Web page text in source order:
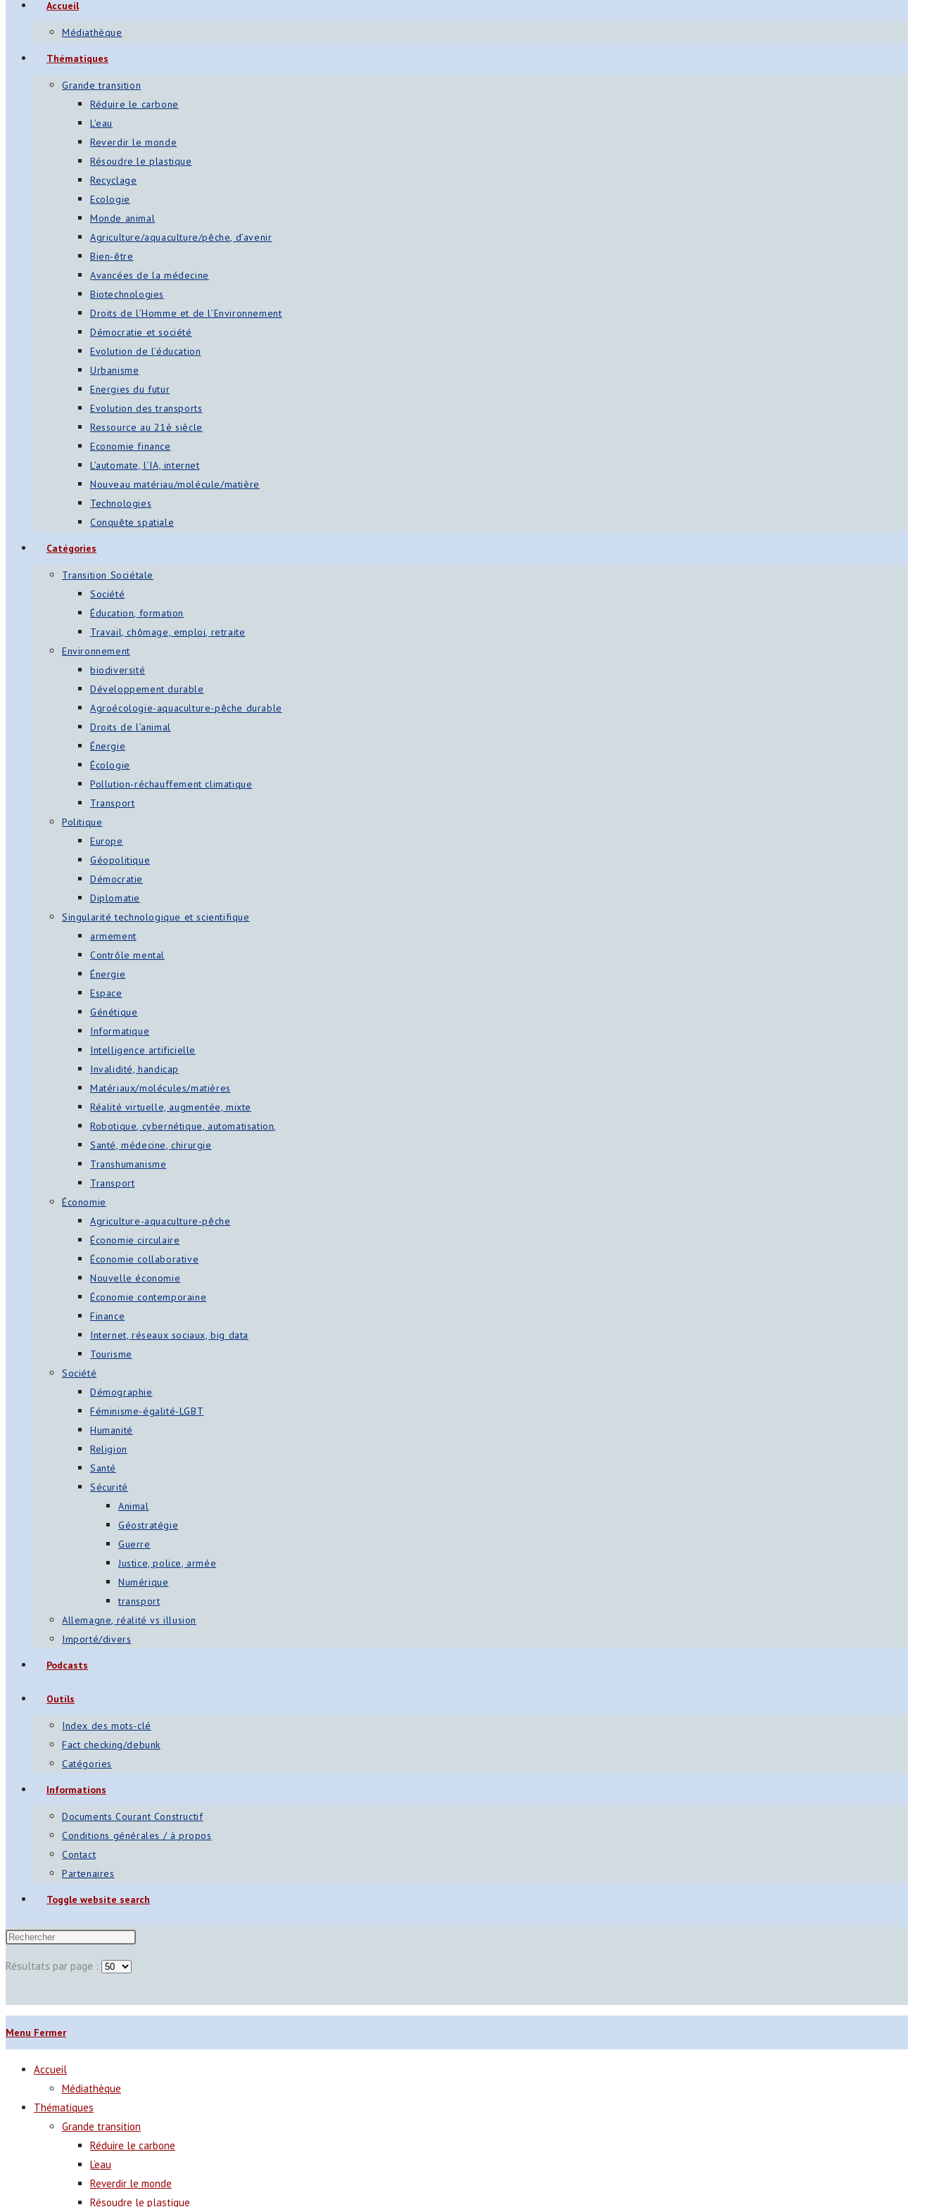
Accueil
Médiathèque
Thématiques
Grande transition
Réduire le carbone
L’eau
Reverdir le monde
Résoudre le plastique
Recyclage
Ecologie
Monde animal
Agriculture/aquaculture/pêche, d’avenir
Bien-être
Avancées de la médecine
Biotechnologies
Droits de l’Homme et de l’Environnement
Démocratie et société
Evolution de l’éducation
Urbanisme
Energies du futur
Evolution des transports
Ressource au 21è siècle
Economie finance
L’automate, l’IA, internet
Nouveau matériau/molécule/matière
Technologies
Conquête spatiale
Catégories
Transition Sociétale
Société
Éducation, formation
Travail, chômage, emploi, retraite
Environnement
biodiversité
Développement durable
Agroécologie-aquaculture-pêche durable
Droits de l’animal
Énergie
Écologie
Pollution-réchauffement climatique
Transport
Politique
Europe
Géopolitique
Démocratie
Diplomatie
Singularité technologique et scientifique
armement
Contrôle mental
Énergie
Espace
Génétique
Informatique
Intelligence artificielle
Invalidité, handicap
Matériaux/molécules/matières
Réalité virtuelle, augmentée, mixte
Robotique, cybernétique, automatisation,
Santé, médecine, chirurgie
Transhumanisme
Transport
Économie
Agriculture-aquaculture-pêche
Économie circulaire
Économie collaborative
Nouvelle économie
Économie contemporaine
Finance
Internet, réseaux sociaux, big data
Tourisme
Société
Démographie
Féminisme-égalité-LGBT
Humanité
Religion
Santé
Sécurité
Animal
Géostratégie
Guerre
Justice, police, armée
Numérique
transport
Allemagne, réalité vs illusion
Importé/divers
Podcasts
Outils
Index des mots-clé
Fact checking/debunk
Catégories
Informations
Documents Courant Constructif
Conditions générales / à propos
Contact
Partenaires
Toggle website search
Résultats par page :
Menu Fermer
Accueil
Médiathèque
Thématiques
Grande transition
Réduire le carbone
L’eau
Reverdir le monde
Résoudre le plastique